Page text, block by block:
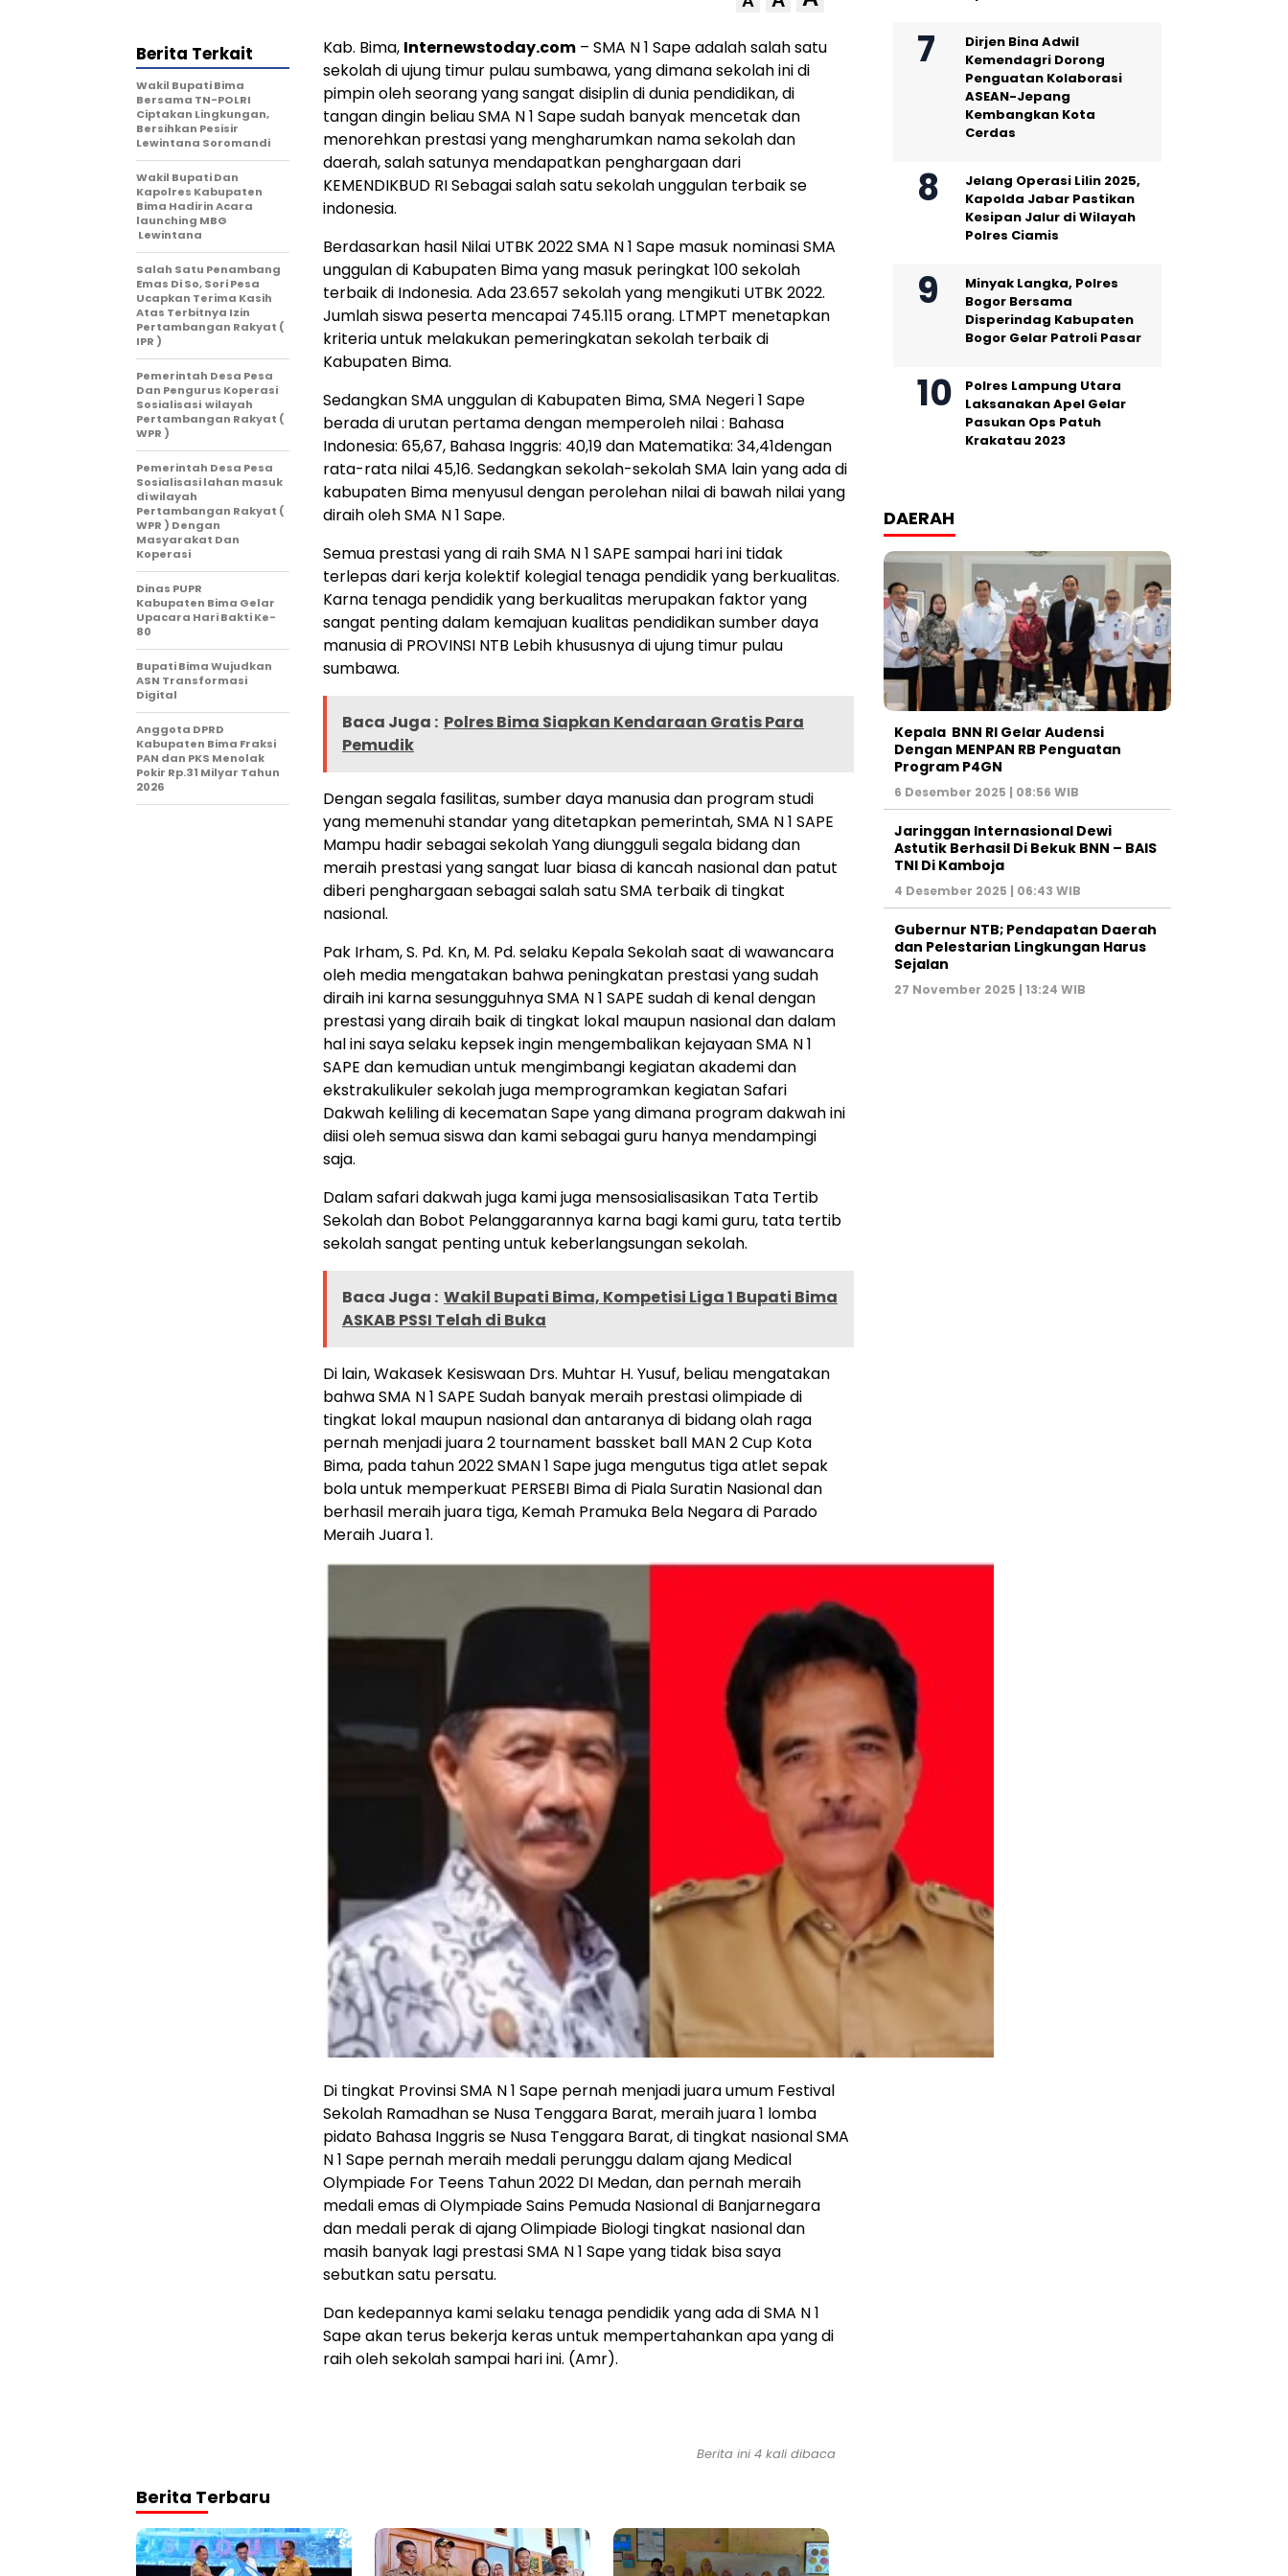
Kab. Bima, Internewstoday.com – SMA N 1 Sape adalah salah satu
sekolah di ujung timur pulau sumbawa, yang dimana sekolah ini di
pimpin oleh seorang yang sangat disiplin di dunia pendidikan, di
tangan dingin beliau SMA N 1 Sape sudah banyak mencetak dan
menorehkan prestasi yang mengharumkan nama sekolah dan
daerah, salah satunya mendapatkan penghargaan dari
KEMENDIKBUD RI Sebagai salah satu sekolah unggulan terbaik se
indonesia.
Berdasarkan hasil Nilai UTBK 2022 SMA N 1 Sape masuk nominasi SMA
unggulan di Kabupaten Bima yang masuk peringkat 100 sekolah
terbaik di Indonesia. Ada 23.657 sekolah yang mengikuti UTBK 2022.
Jumlah siswa peserta mencapai 745.115 orang. LTMPT menetapkan
kriteria untuk melakukan pemeringkatan sekolah terbaik di
Kabupaten Bima.
Sedangkan SMA unggulan di Kabupaten Bima, SMA Negeri 1 Sape
berada di urutan pertama dengan memperoleh nilai : Bahasa
Indonesia: 65,67, Bahasa Inggris: 40,19 dan Matematika: 34,41dengan
rata-rata nilai 45,16. Sedangkan sekolah-sekolah SMA lain yang ada di
kabupaten Bima menyusul dengan perolehan nilai di bawah nilai yang
diraih oleh SMA N 1 Sape.
Semua prestasi yang di raih SMA N 1 SAPE sampai hari ini tidak
terlepas dari kerja kolektif kolegial tenaga pendidik yang berkualitas.
Karna tenaga pendidik yang berkualitas merupakan faktor yang
sangat penting dalam kemajuan kualitas pendidikan sumber daya
manusia di PROVINSI NTB Lebih khususnya di ujung timur pulau
sumbawa.
Baca Juga : Polres Bima Siapkan Kendaraan Gratis Para
Pemudik
Dengan segala fasilitas, sumber daya manusia dan program studi
yang memenuhi standar yang ditetapkan pemerintah, SMA N 1 SAPE
Mampu hadir sebagai sekolah Yang diungguli segala bidang dan
meraih prestasi yang sangat luar biasa di kancah nasional dan patut
diberi penghargaan sebagai salah satu SMA terbaik di tingkat
nasional.
Pak Irham, S. Pd. Kn, M. Pd. selaku Kepala Sekolah saat di wawancara
oleh media mengatakan bahwa peningkatan prestasi yang sudah
diraih ini karna sesungguhnya SMA N 1 SAPE sudah di kenal dengan
prestasi yang diraih baik di tingkat lokal maupun nasional dan dalam
hal ini saya selaku kepsek ingin mengembalikan kejayaan SMA N 1
SAPE dan kemudian untuk mengimbangi kegiatan akademi dan
ekstrakulikuler sekolah juga memprogramkan kegiatan Safari
Dakwah keliling di kecematan Sape yang dimana program dakwah ini
diisi oleh semua siswa dan kami sebagai guru hanya mendampingi
saja.
Dalam safari dakwah juga kami juga mensosialisasikan Tata Tertib
Sekolah dan Bobot Pelanggarannya karna bagi kami guru, tata tertib
sekolah sangat penting untuk keberlangsungan sekolah.
Baca Juga : Wakil Bupati Bima, Kompetisi Liga 1 Bupati Bima
ASKAB PSSI Telah di Buka
Di lain, Wakasek Kesiswaan Drs. Muhtar H. Yusuf, beliau mengatakan
bahwa SMA N 1 SAPE Sudah banyak meraih prestasi olimpiade di
tingkat lokal maupun nasional dan antaranya di bidang olah raga
pernah menjadi juara 2 tournament bassket ball MAN 2 Cup Kota
Bima, pada tahun 2022 SMAN 1 Sape juga mengutus tiga atlet sepak
bola untuk memperkuat PERSEBI Bima di Piala Suratin Nasional dan
berhasil meraih juara tiga, Kemah Pramuka Bela Negara di Parado
Meraih Juara 1.
Di tingkat Provinsi SMA N 1 Sape pernah menjadi juara umum Festival
Sekolah Ramadhan se Nusa Tenggara Barat, meraih juara 1 lomba
pidato Bahasa Inggris se Nusa Tenggara Barat, di tingkat nasional SMA
N 1 Sape pernah meraih medali perunggu dalam ajang Medical
Olympiade For Teens Tahun 2022 DI Medan, dan pernah meraih
medali emas di Olympiade Sains Pemuda Nasional di Banjarnegara
dan medali perak di ajang Olimpiade Biologi tingkat nasional dan
masih banyak lagi prestasi SMA N 1 Sape yang tidak bisa saya
sebutkan satu persatu.
Dan kedepannya kami selaku tenaga pendidik yang ada di SMA N 1
Sape akan terus bekerja keras untuk mempertahankan apa yang di
raih oleh sekolah sampai hari ini. (Amr).
Berita Terkait
Wakil Bupati Bima
Bersama TN-POLRI
Ciptakan Lingkungan,
Bersihkan Pesisir
Lewintana Soromandi
Wakil Bupati Dan
Kapolres Kabupaten
Bima Hadirin Acara
launching MBG
Lewintana
Salah Satu Penambang
Emas Di So, Sori Pesa
Ucapkan Terima Kasih
Atas Terbitnya Izin
Pertambangan Rakyat (
IPR )
Pemerintah Desa Pesa
Dan Pengurus Koperasi
Sosialisasi wilayah
Pertambangan Rakyat (
WPR )
Pemerintah Desa Pesa
Sosialisasi lahan masuk
di wilayah
Pertambangan Rakyat (
WPR ) Dengan
Masyarakat Dan
Koperasi
Dinas PUPR
Kabupaten Bima Gelar
Upacara Hari Bakti Ke-
80
Bupati Bima Wujudkan
ASN Transformasi
Digital
Anggota DPRD
Kabupaten Bima Fraksi
PAN dan PKS Menolak
Pokir Rp.31 Milyar Tahun
2026
Berita ini 4 kali dibaca
Berita Terbaru
Dirjen Bina Adwil
Kemendagri Dorong
Penguatan Kolaborasi
ASEAN-Jepang
Kembangkan Kota
Cerdas
Jelang Operasi Lilin 2025,
Kapolda Jabar Pastikan
Kesipan Jalur di Wilayah
Polres Ciamis
Minyak Langka, Polres
Bogor Bersama
Disperindag Kabupaten
Bogor Gelar Patroli Pasar
Polres Lampung Utara
Laksanakan Apel Gelar
Pasukan Ops Patuh
Krakatau 2023
DAERAH
Kepala BNN RI Gelar Audensi
Dengan MENPAN RB Penguatan
Program P4GN
6 Desember 2025 | 08:56 WIB
Jaringgan Internasional Dewi
Astutik Berhasil Di Bekuk BNN – BAIS
TNI Di Kamboja
4 Desember 2025 | 06:43 WIB
Gubernur NTB; Pendapatan Daerah
dan Pelestarian Lingkungan Harus
Sejalan
27 November 2025 | 13:24 WIB